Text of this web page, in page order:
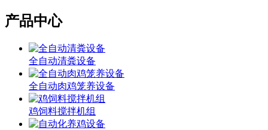
产品中心
全自动清粪设备
全自动肉鸡笼养设备
鸡饲料搅拌机组